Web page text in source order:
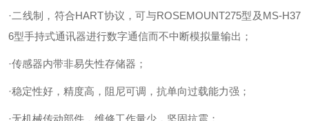
·二线制，符合HART协议，可与ROSEMOUNT275型及MS-H37
6型手持式通讯器进行数字通信而不中断模拟量输出；
·传感器内带非易失性存储器；
·稳定性好，精度高，阻尼可调，抗单向过载能力强；